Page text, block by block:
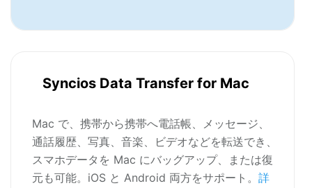
Syncios Data Transfer for Mac
Mac で、携帯から携帯へ電話帳、メッセージ、
通話履歴、写真、音楽、ビデオなどを転送でき、
スマホデータを Mac にバッグアップ、または復
元も可能。iOS と Android 両方をサポート。 詳